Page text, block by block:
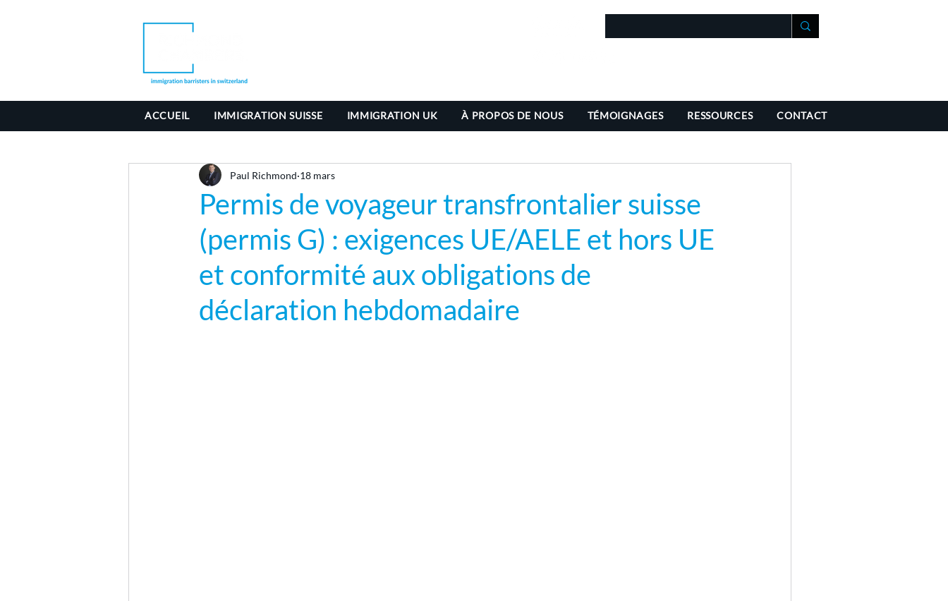
ACCUEIL IMMIGRATION SUISSE IMMIGRATION UK À PROPOS DE NOUS TÉMOIGNAGES RESSOURCES CONTACT
Permis de voyageur transfrontalier suisse
(permis G) : exigences UE/AELE et hors UE
et conformité aux obligations de
déclaration hebdomadaire
Paul Richmond 18 mars